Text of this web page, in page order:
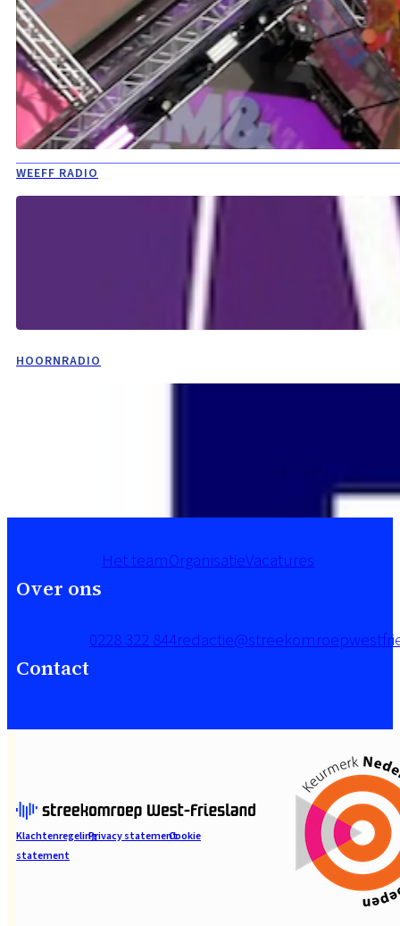
WEEFF RADIO
HOORNRADIO
Over ons
Het teamOrganisatieVacatures
Contact
0228 322 844
KlachtenregelingPrivacy statementCookie
statement